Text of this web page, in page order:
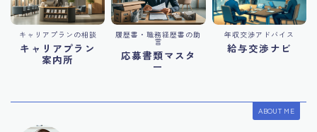
キャリアプランの相談
キャリアプラン
案内所
履歴書・職務経歴書の助
言
応募書類マスタ
ー
年収交渉アドバイス
給与交渉ナビ
ABOUT ME